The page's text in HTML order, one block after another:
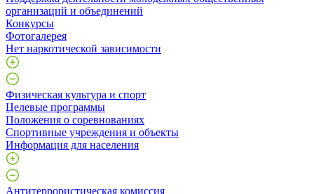
организаций и объединений
Конкурсы
Фотогалерея
Нет наркотической зависимости
Физическая культура и спорт
Целевые программы
Положения о соревнованиях
Спортивные учреждения и объекты
Информация для населения
Антитеррористическая комиссия